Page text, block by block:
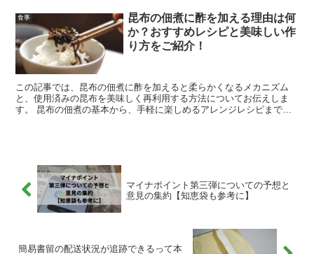
食事
昆布の佃煮に酢を加える理由は何
か？おすすめレシピと美味しい作
り方をご紹介！
この記事では、昆布の佃煮に酢を加えると柔らかくなるメカニズム
と、使用済みの昆布を美味しく再利用する方法についてお伝えしま
す。 昆布の佃煮の基本から、手軽に楽しめるアレンジレシピまで詳
マイナポイント第三弾についての予想と
意見の集約【知恵袋も参考に】
簡易書留の配送状況が追跡できるって本